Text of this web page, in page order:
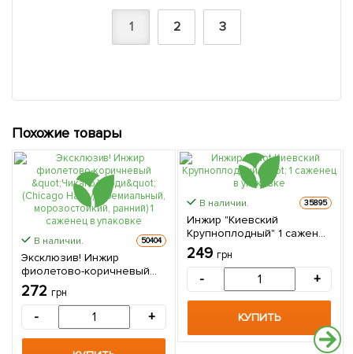
1 2 3
Похожие товары
В наличии. 50404
Эксклюзив! Инжир
фиолетово-коричневый
"Чикаго Харди" (Chicago
Hardy) (премиальный,
морозостойкий, ранний) 1
саженец в упаковке
272 грн
- +
В наличии. 35895
Инжир "Киевский
Крупноплодный" 1 саженец
в упаковке
249 грн
- +
КУПИТЬ